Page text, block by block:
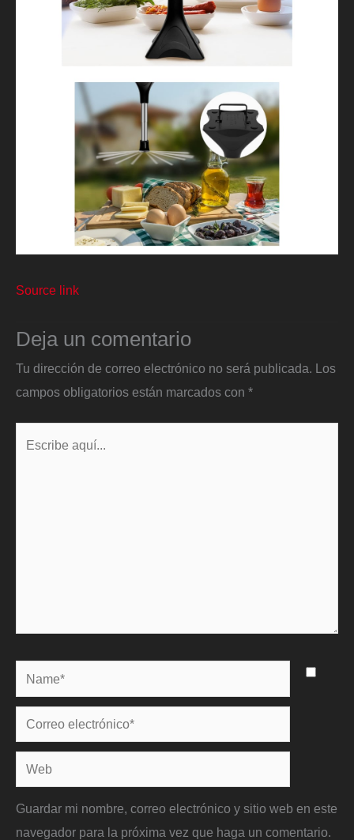
Source link
Deja un comentario
Tu dirección de correo electrónico no será publicada. Los
campos obligatorios están marcados con *
Name*
Correo
electrónico*
Web
Guardar mi nombre, correo electrónico y sitio web en este
navegador para la próxima vez que haga un comentario.